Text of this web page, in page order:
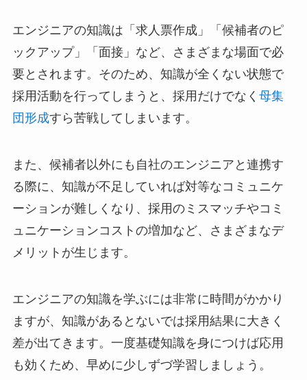
エンジニアの知識は「求人票作成」「候補者のピ
ックアップ」「面接」など、さまざまな場面で必
要とされます。そのため、知識が全くない状態で
採用活動を行ってしまうと、採用だけでなく 母集
団形成すら苦戦してしまいます。
また、候補者以外にも自社のエンジニアと連携す
る際に、知識が不足していれば対等なコミュニケ
ーションが難しくなり、採用のミスマッチやコミ
ュニケーションコストの増加など、さまざまなデ
メリットが生じます。
エンジニアの知識を学ぶには非常に時間がかかり
ますが、知識があるとないでは採用結果に大きく
差が出てきます。一度基礎知識を身につけば応用
も効くため、早めに少しずづ学習しましょう。